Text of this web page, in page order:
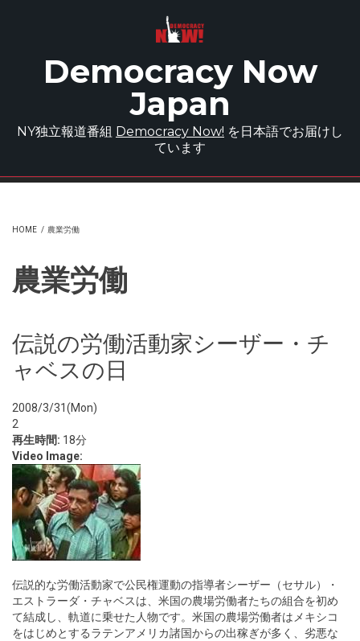
Democracy Now
Japan
NY独立報道番組 Democracy Now! を日本語でお届けし
ています
HOME / 農業労働
農業労働
伝説の労働活動家シーザー・チ
ャベスの日
2008/3/31(Mon)
2
再生時間: 18分
Video Image:
伝説的な労働活動家で公民権運動の指導者シーザー（セサル）・
エストラーダ・チャベスは、米国の農場労働者たちの組合を初め
て結成し、軌道に乗せた人物です。米国の農場労働者はメキシコ
をはじめとするラテンアメリカ諸国からの出稼ぎが多く、劣悪な